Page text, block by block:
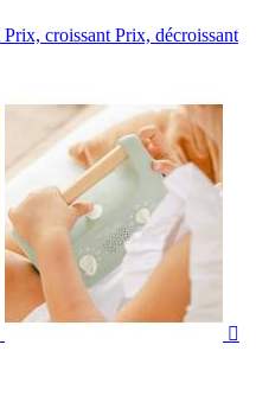
Prix, croissant Prix, décroissant
